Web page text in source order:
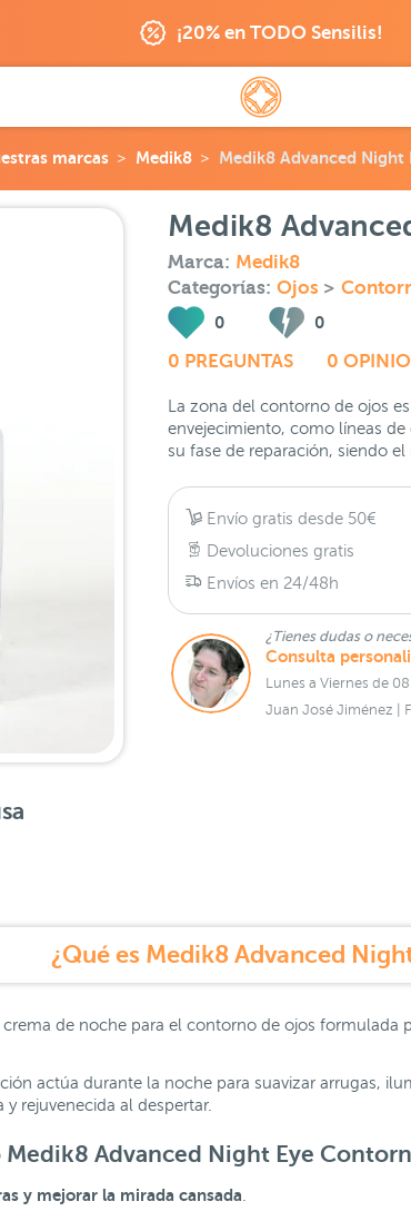
¡20% en TODO Sensilis!
marcas Medik8 Medik8 Advanced
Medik8
Marca: Medik8
Categorías: Ojos >
0 0
0 PREGUNTAS 0
La zona del contorno de ojos
envejecimiento, como líneas
su fase de reparación, siendo
Envío gratis desde 50€
Devoluciones gratis
Envíos en 24/48h
¿Tienes dudas o
Consulta
Lunes a Viernes de
Juan José Jiménez |
¿Qué es Medik8 Advanced
de noche para el contorno de ojos formulada
actúa durante la noche para suavizar arrugas,
rejuvenecida al despertar.
Advanced Night Eye
y mejorar la mirada cansada